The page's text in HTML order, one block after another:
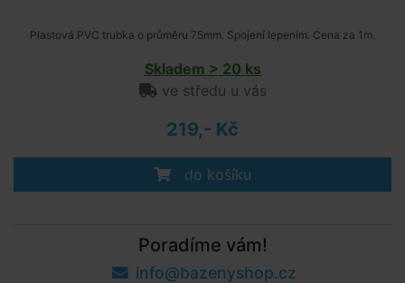
Plastová PVC trubka o průměru 75mm. Spojení lepením. Cena za 1m.
Skladem > 20 ks
ve středu u vás
219,- Kč
do košíku
Poradíme vám!
info@bazenyshop.cz